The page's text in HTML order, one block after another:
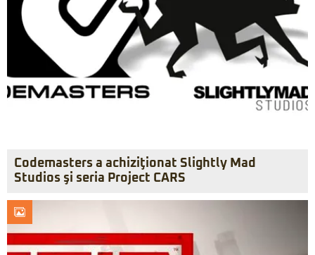
Codemasters a achiziţionat Slightly Mad
Studios şi seria Project CARS